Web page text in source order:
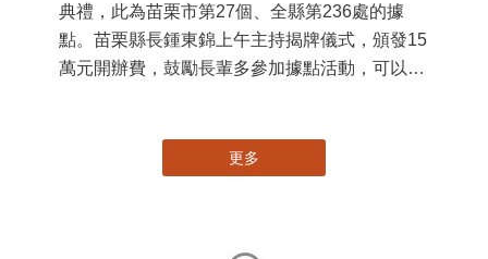
典禮，此為苗栗市第27個、全縣第236處的據
點。苗栗縣長鍾東錦上午主持揭牌儀式，頒發15
萬元開辦費，鼓勵長輩多參加據點活動，可以更
更多